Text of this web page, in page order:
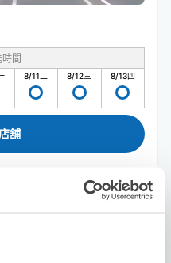
間
8/11二 8/12三 8/13四
舖